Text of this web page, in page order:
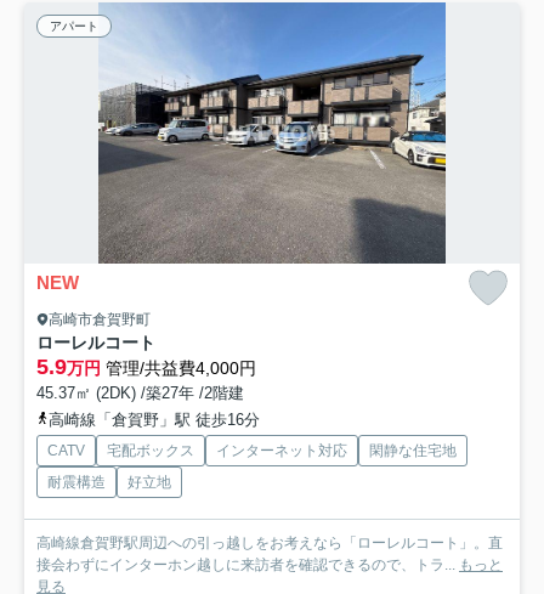
アパート
NEW
高崎市倉賀野町
ローレルコート
5.9万円 管理/共益費4,000円
45.37㎡ (2DK) /築27年 /2階建
高崎線「倉賀野」駅 徒歩16分
CATV 宅配ボックス インターネット対応
閑静な住宅地
耐震構造
好立地
高崎線倉賀野駅周辺への引っ越しをお考えなら「ローレルコート」。直
接会わずにインターホン越しに来訪者を確認できるので、トラ... もっと
見る